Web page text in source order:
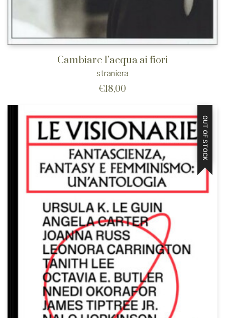
Cambiare l’acqua ai fiori
straniera
€18,00
OUT OF STOCK